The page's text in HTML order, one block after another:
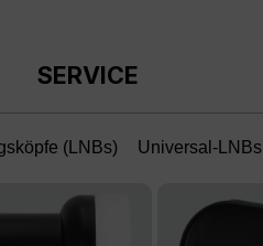
SERVICE
(LNBs) Universal-LNBs